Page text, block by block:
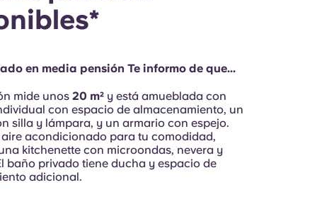
en media pensión Te informo de que...
mide unos 20 m²y está amueblada con
con espacio de almacenamiento, un
silla y lámpara, y un armario con espejo.
acondicionado para tu comodidad,
kitchenette con microondas, nevera y
baño privado tiene ducha y espacio de
adicional.